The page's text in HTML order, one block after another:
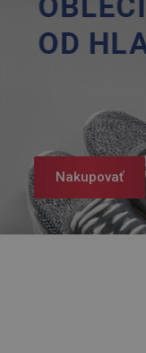
Nakupovať